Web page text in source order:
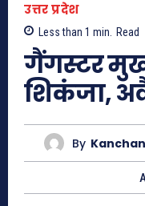
उत्तर प्रदेश
Less than 1 min. Read
गैंगस्टर
शिकंजा,
By